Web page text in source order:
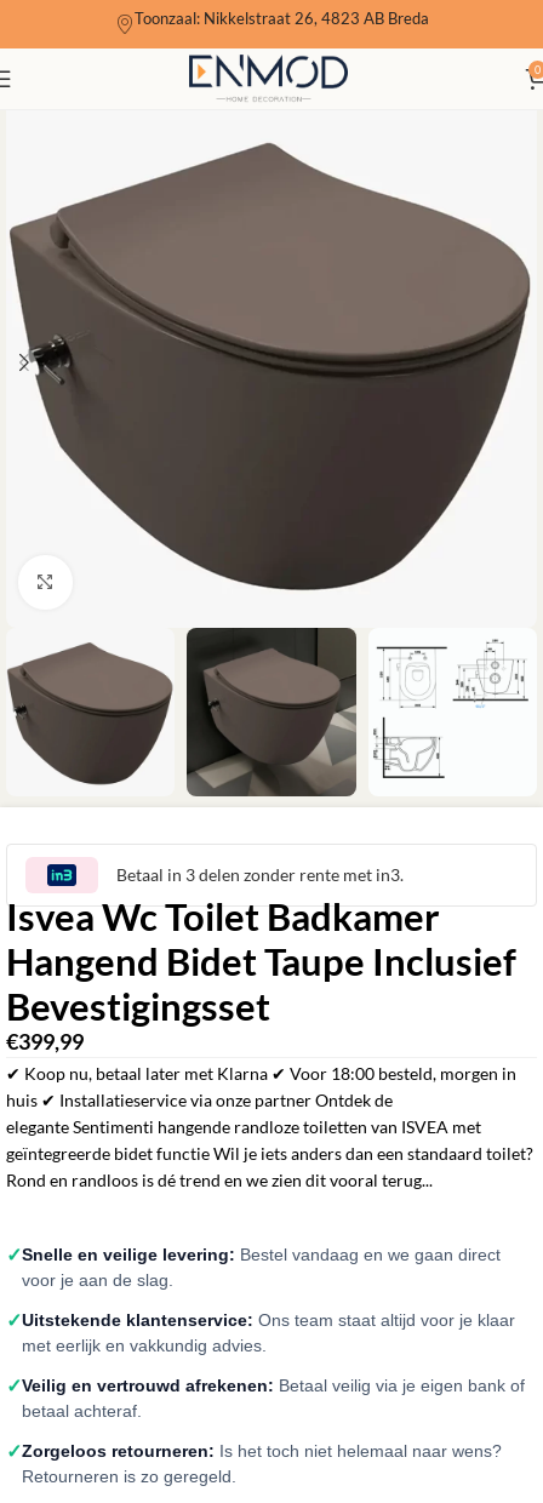
Toonzaal: Nikkelstraat 26, 4823 AB Breda
0
Betaal in 3 delen zonder rente met in3.
Isvea Wc Toilet Badkamer
Hangend Bidet Taupe Inclusief
Bevestigingsset
€399,99
✔ Koop nu, betaal later met Klarna ✔ Voor 18:00 besteld, morgen in
huis ✔ Installatieservice via onze partner Ontdek de
elegante Sentimenti hangende randloze toiletten van ISVEA met
geïntegreerde bidet functie Wil je iets anders dan een standaard toilet?
Rond en randloos is dé trend en we zien dit vooral terug...
✓Snelle en veilige levering: Bestel vandaag en we gaan direct
voor je aan de slag.
✓Uitstekende klantenservice: Ons team staat altijd voor je klaar
met eerlijk en vakkundig advies.
✓Veilig en vertrouwd afrekenen: Betaal veilig via je eigen bank of
betaal achteraf.
✓Zorgeloos retourneren: Is het toch niet helemaal naar wens?
Retourneren is zo geregeld.